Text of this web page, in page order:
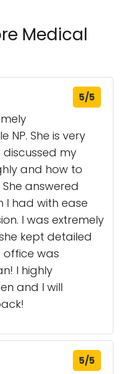
Medical
5/5
NP. She is very
my
and how to
answered
I had with ease
I was extremely
kept detailed
office was
I highly
and I will
5/5